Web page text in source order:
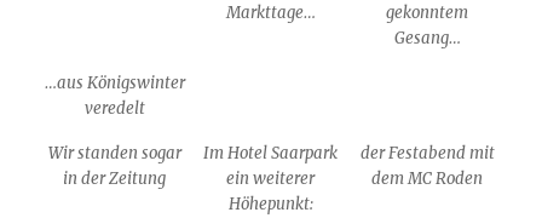
Markttage…
gekonntem
Gesang…
…aus Königswinter
veredelt
Wir standen sogar
in der Zeitung
Im Hotel Saarpark
ein weiterer
Höhepunkt:
der Festabend mit
dem MC Roden